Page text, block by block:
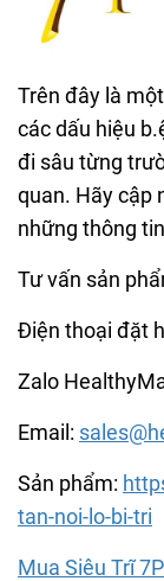
Trên đây là
các dấu hiệu
đi sâu từng
quan. Hãy cập
những thông
Tư vấn sản
Điện thoại đặt
Zalo
Email:
Sản phẩm:
tan-noi-lo-bi-tri
Mua Siêu Trĩ